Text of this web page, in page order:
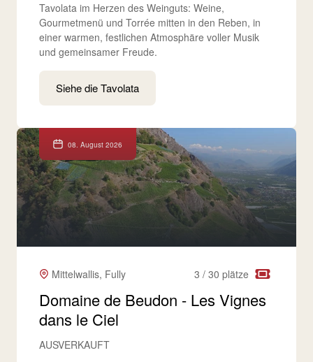
Tavolata im Herzen des Weinguts: Weine,
Gourmetmenü und Torrée mitten in den Reben, in
einer warmen, festlichen Atmosphäre voller Musik
und gemeinsamer Freude.
Siehe die Tavolata
08. August 2026
Mittelwallis, Fully 3 / 30 plätze
Domaine de Beudon - Les Vignes
dans le Ciel
AUSVERKAUFT